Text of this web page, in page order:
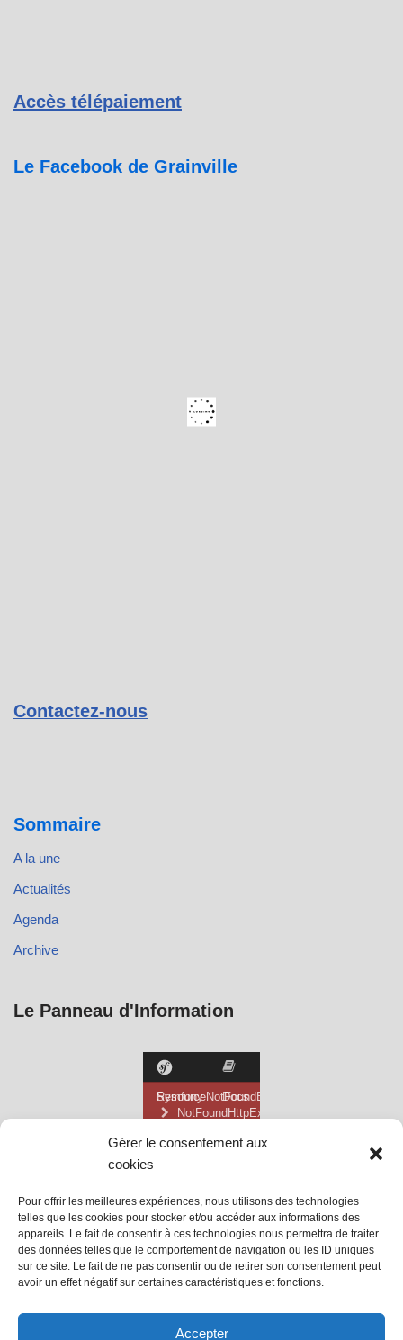
Gérer le consentement aux
cookies
Pour offrir les meilleures expériences, nous utilisons des technologies
telles que les cookies pour stocker et/ou accéder aux informations des
appareils. Le fait de consentir à ces technologies nous permettra de traiter
des données telles que le comportement de navigation ou les ID uniques
sur ce site. Le fait de ne pas consentir ou de retirer son consentement peut
avoir un effet négatif sur certaines caractéristiques et fonctions.
Accepter
Accès télépaiement
Le Facebook de Grainville
Contactez-nous
Sommaire
A la une
Actualités
Agenda
Archive
Le Panneau d'Information
@ Mairie de Grainville la Teinturière